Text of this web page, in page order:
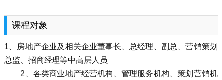
课程对象
1、房地产企业及相关企业董事长、总经理、副总、营销策划
总监、招商经理等中高层人员
2、各类商业地产经营机构、管理服务机构、策划营销机